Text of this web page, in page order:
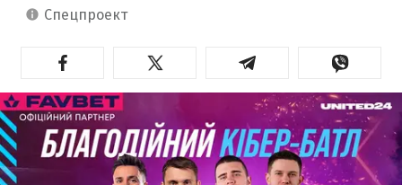
спецпроект